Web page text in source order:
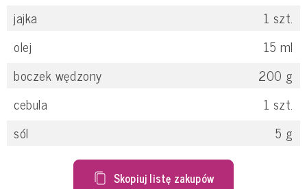
jajka
1 szt.
olej
15 ml
boczek wędzony
200 g
cebula
1 szt.
sól
5 g
Skopiuj listę zakupów